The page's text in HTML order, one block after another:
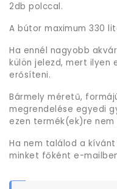
2db polccal.
A bútor maximum 330
Ha ennél nagyobb
külön jelezd, mert ilyen
erősíteni.
Bármely méretű,
megrendelése egyedi
ezen termék(ek)re
Ha nem találod a
minket főként e-